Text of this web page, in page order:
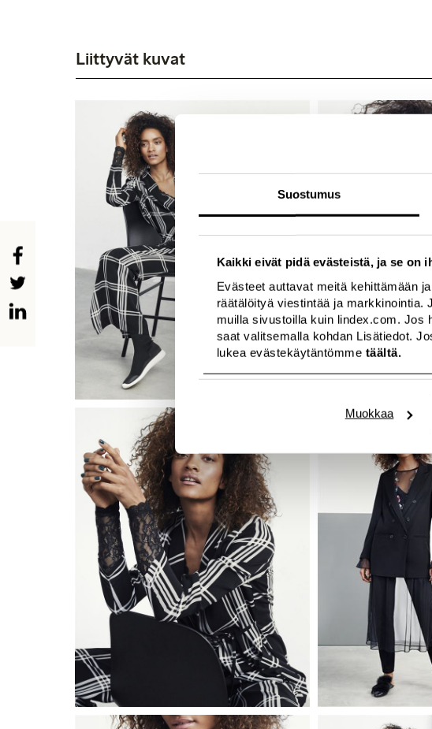
Suostumus
Kaikki eivät pidä evästeistä, ja se on
Evästeet auttavat meitä kehittämään
räätälöityä viestintää ja markkinointia.
muilla sivustoilla kuin lindex.com. Jos
saat valitsemalla kohdan Lisätiedot.
lukea evästekäytäntömme täältä.
Muokkaa
Liittyvät kuvat